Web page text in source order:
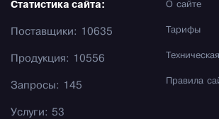
О сайте
Тарифы
Правила
Статистика сайта:
Поставщики: 10635
Продукция: 10556
Запросы: 145
Услуги: 53